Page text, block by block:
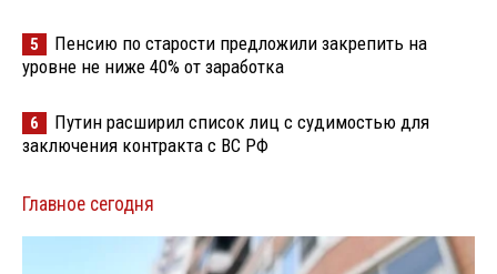
5
Пенсию по старости предложили закрепить на
уровне не ниже 40% от заработка
6
Путин расширил список лиц с судимостью для
заключения контракта с ВС РФ
Главное сегодня